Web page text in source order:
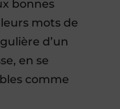
bonnes
mots de
d’un
en se
comme